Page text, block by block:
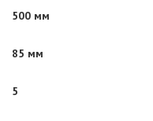
500 мм
85 мм
5